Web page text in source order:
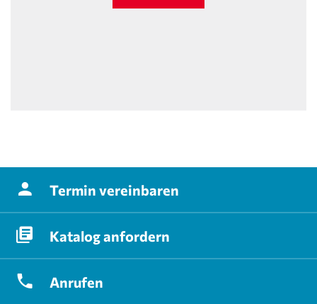
Termin vereinbaren
Kataloganfordern
Anrufen